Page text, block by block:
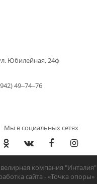
Юбилейная, 24ф
49‒74‒76
Мы в социальных сетях
компания "Инталия"
сайта -«Точка опоры»